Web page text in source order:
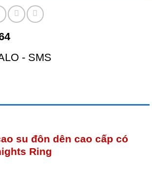
- SMS
su đôn dên cao cấp có
Ring